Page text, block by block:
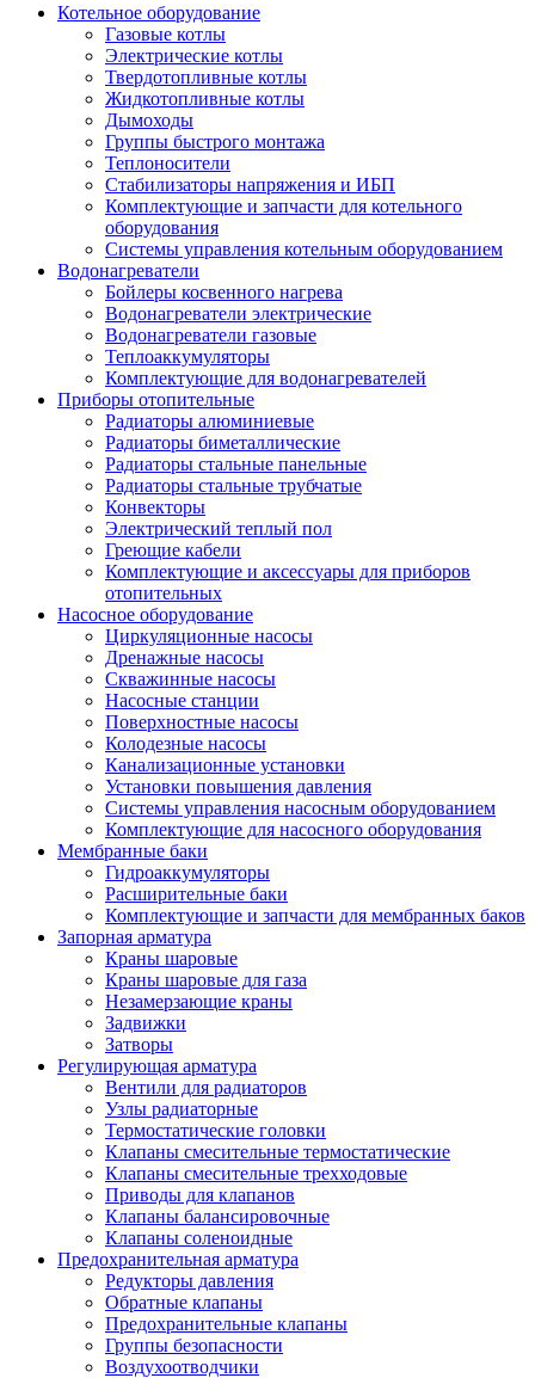
Котельное оборудование
Газовые котлы
Электрические котлы
Твердотопливные котлы
Жидкотопливные котлы
Дымоходы
Группы быстрого монтажа
Теплоносители
Стабилизаторы напряжения и ИБП
Комплектующие и запчасти для котельного
оборудования
Системы управления котельным оборудованием
Водонагреватели
Бойлеры косвенного нагрева
Водонагреватели электрические
Водонагреватели газовые
Теплоаккумуляторы
Комплектующие для водонагревателей
Приборы отопительные
Радиаторы алюминиевые
Радиаторы биметаллические
Радиаторы стальные панельные
Радиаторы стальные трубчатые
Конвекторы
Электрический теплый пол
Греющие кабели
Комплектующие и аксессуары для приборов
отопительных
Насосное оборудование
Циркуляционные насосы
Дренажные насосы
Скважинные насосы
Насосные станции
Поверхностные насосы
Колодезные насосы
Канализационные установки
Установки повышения давления
Системы управления насосным оборудованием
Комплектующие для насосного оборудования
Мембранные баки
Гидроаккумуляторы
Расширительные баки
Комплектующие и запчасти для мембранных баков
Запорная арматура
Краны шаровые
Краны шаровые для газа
Незамерзающие краны
Задвижки
Затворы
Регулирующая арматура
Вентили для радиаторов
Узлы радиаторные
Термостатические головки
Клапаны смесительные термостатические
Клапаны смесительные трехходовые
Приводы для клапанов
Клапаны балансировочные
Клапаны соленоидные
Предохранительная арматура
Редукторы давления
Обратные клапаны
Предохранительные клапаны
Группы безопасности
Воздухоотводчики